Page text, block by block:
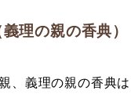
理の親の香典）
、義理の親の香典